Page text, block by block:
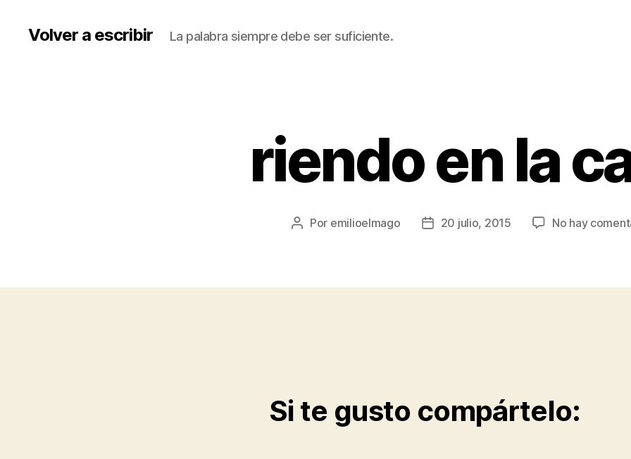
Volver a escribir La palabra siempre debe ser suficiente.
riendo en la
Autor
Por emilioelmago
Fecha20 julio, 2015 No hay
Si te gusto compártelo: